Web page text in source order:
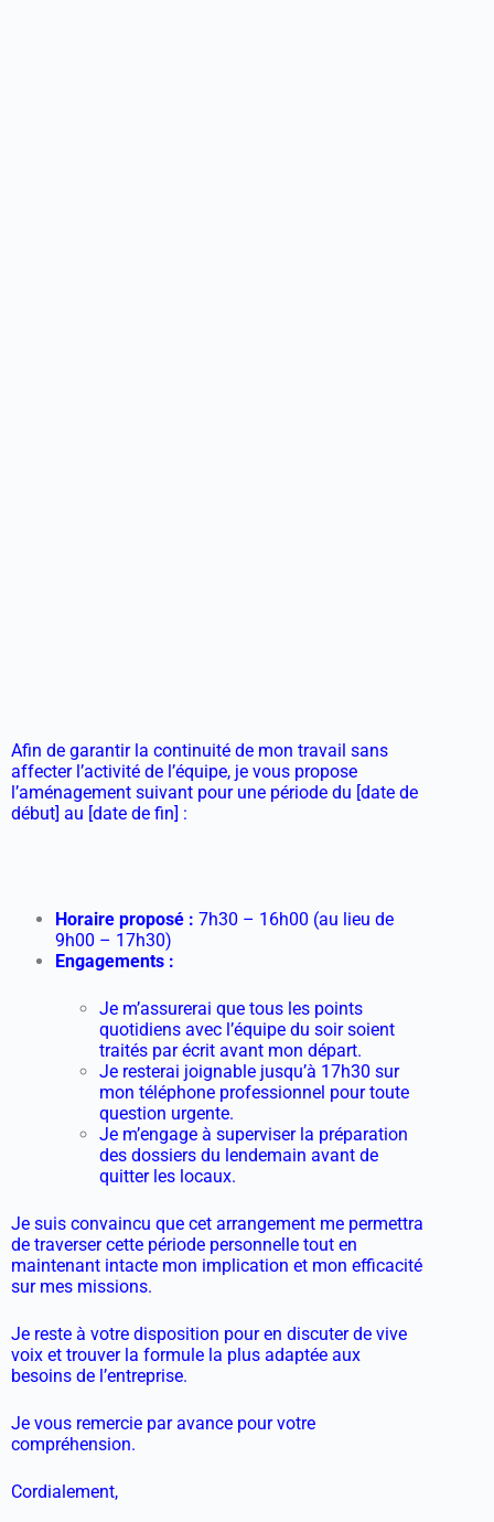
Afin de garantir la continuité de mon travail sans
affecter l’activité de l’équipe, je vous propose
l’aménagement suivant pour une période du [date de
début] au [date de fin] :
Horaire proposé : 7h30 – 16h00 (au lieu de
9h00 – 17h30)
Engagements :
Je m’assurerai que tous les points
quotidiens avec l’équipe du soir soient
traités par écrit avant mon départ.
Je resterai joignable jusqu’à 17h30 sur
mon téléphone professionnel pour toute
question urgente.
Je m’engage à superviser la préparation
des dossiers du lendemain avant de
quitter les locaux.
Je suis convaincu que cet arrangement me permettra
de traverser cette période personnelle tout en
maintenant intacte mon implication et mon efficacité
sur mes missions.
Je reste à votre disposition pour en discuter de vive
voix et trouver la formule la plus adaptée aux
besoins de l’entreprise.
Je vous remercie par avance pour votre
compréhension.
Cordialement,